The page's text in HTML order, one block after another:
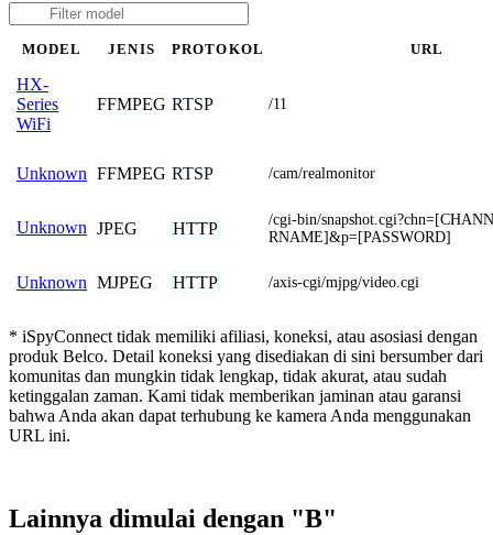
MODEL JENIS PROTOKOL URL
HX-
Series
WiFi
FFMPEG RTSP /11
Unknown FFMPEG RTSP /cam/realmonitor
Unknown JPEG HTTP
/cgi-bin/
RNAME]&p=[PASSWORD]
Unknown MJPEG HTTP /axis-cgi/mjpg/video.cgi
* iSpyConnect tidak memiliki afiliasi, koneksi, atau asosiasi dengan
produk Belco. Detail koneksi yang disediakan di sini bersumber dari
komunitas dan mungkin tidak lengkap, tidak akurat, atau sudah
ketinggalan zaman. Kami tidak memberikan jaminan atau garansi
bahwa Anda akan dapat terhubung ke kamera Anda menggunakan
URL ini.
Lainnya dimulai dengan "B"